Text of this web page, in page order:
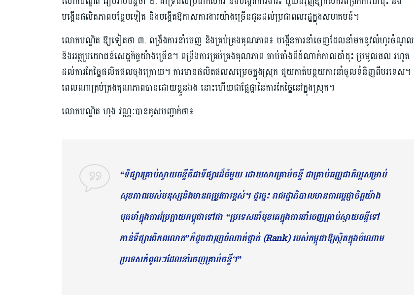
បង្កើនផលិតភាពបន្ថែមទៀត និងបង្កើតឱកាសការងារយ៉ាងច្រើនជូនដល់ប្រជាពលរដ្ឋក្នុងសហគមន៍។
លោកបណ្ឌិត ឱ្យទៀតថា ៣. ពង្រឹងការនាំចេញ និងគ្រប់គ្រងគុណភាព៖ បង្កើនការនាំចេញដែលនាំមកនូវលំហូរចំណូល
និងអត្ថប្រយោជន៍សេដ្ឋកិច្ចយ៉ាងច្រើន។ ពង្រឹងការគ្រប់គ្រងគុណភាព ចាប់តាំងពីដំណាក់កាលដាំដុះ ប្រមូលផល រហូត
ដល់ការកែច្នៃផលិតផលចុងក្រោយ។ ការមានផលិតផលសម្រេចក្នុងស្រុក ជួយកាត់បន្ថយការនាំចូលទំនិញពីបរទេស។
ពេលណាគ្រប់គ្រងគុណភាពបានដោយខ្លួនឯង នោះហើយជាផ្លែផ្កានៃការកែច្នៃនៅក្នុងស្រុក។
លោកបណ្ឌិត ហុង វណ្ណៈបានគូសបញ្ជាក់ថា៖
“ទីផ្សារគ្រាប់ស្វាយចន្ទីគឺជាទីផ្សារដ៏ធំមួយ ដោយសារគ្រាប់ចន្ទី ជាគ្រាប់ធញ្ញជាតិល្អសម្រាប់
សុខភាពរបស់មនុស្សនិងមានតម្រូវការខ្ពស់។ ដូច្នេះ រាជរដ្ឋាភិបាលមានការប្តេជ្ញាចិត្តយ៉ាង
មុតមាំក្នុងការប្រែក្លាយកម្ពុជាទៅជា “ប្រទេសនាំមុខគេក្នុងការនាំចេញគ្រាប់ស្វាយចន្ទីទៅ
កាន់ទីផ្សារពិភពលោក”ក៏ដូចជារុញចំណាត់ថ្នាក់ (Rank) របស់កម្ពុជាឱ្យស្ថិតក្នុងចំណោម
ប្រទេសកំពូលៗដែលនាំចេញគ្រាប់ចន្ទី។”